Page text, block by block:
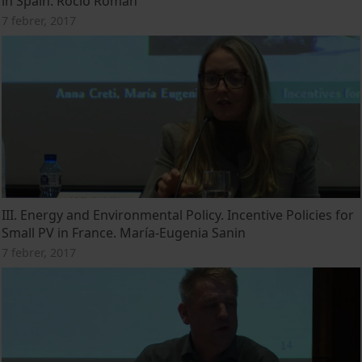
7 febrer, 2017
III. Energy and Environmental Policy. Incentive Policies for
Small PV in France. María-Eugenia Sanin
7 febrer, 2017